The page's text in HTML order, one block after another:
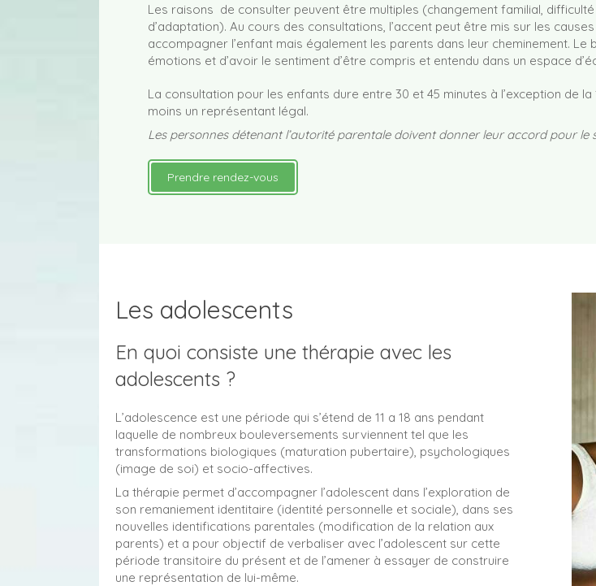
Les raisons de consulter peuvent être multiples (changement familial,
d’adaptation). Au cours des consultations, l’accent peut être mis sur les
accompagner l’enfant mais également les parents dans leur cheminement.
émotions et d’avoir le sentiment d’être compris et entendu dans un espace
La consultation pour les enfants dure entre 30 et 45 minutes à l’exception de
moins un représentant légal.
Les personnes détenant l’autorité parentale doivent donner leur accord pour le
Prendre rendez-vous
Les adolescents
En quoi consiste une thérapie avec les
adolescents ?
L’adolescence est une période qui s’étend de 11 a 18 ans pendant
laquelle de nombreux bouleversements surviennent tel que les
transformations biologiques (maturation pubertaire), psychologiques
(image de soi) et socio-affectives.
La thérapie permet d’accompagner l’adolescent dans l’exploration de
son remaniement identitaire (identité personnelle et sociale), dans ses
nouvelles identifications parentales (modification de la relation aux
parents) et a pour objectif de verbaliser avec l’adolescent sur cette
période transitoire du présent et de l’amener à essayer de construire
une représentation de lui-même.